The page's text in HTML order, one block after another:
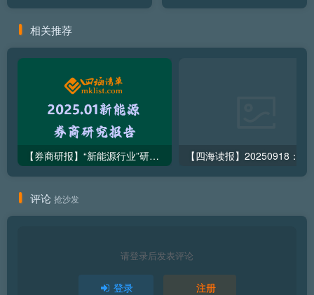
相关推荐
【券商研报】“新能源行业”研究报告清单（2025.01月145篇）
评论 抢沙发
请登录后发表评论
登录 注册